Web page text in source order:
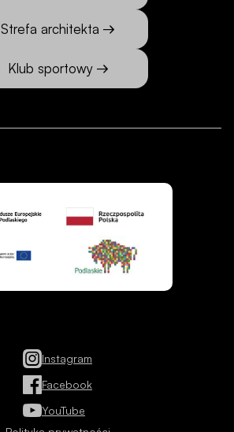
Strefa architekta
Klub sportowy
Instagram
Facebook
YouTube